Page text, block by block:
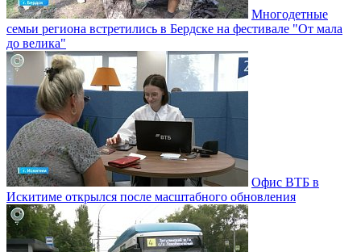
Многодетные
семьи региона встретились в Бердске на фестивале "От мала
до велика"
Офис ВТБ в
Искитиме открылся после масштабного обновления